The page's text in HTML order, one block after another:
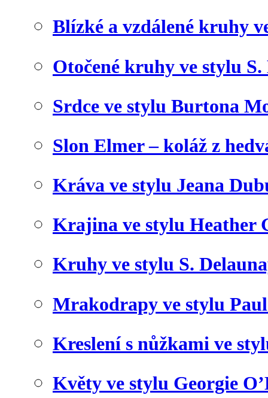
Blízké a vzdálené kruhy
Otočené kruhy ve stylu S.
Srdce ve stylu Burtona
Slon Elmer – koláž z
Kráva ve stylu Jeana
Krajina ve stylu Heather
Kruhy ve stylu S.
Mrakodrapy ve stylu
Kreslení s nůžkami ve
Květy ve stylu Georgie